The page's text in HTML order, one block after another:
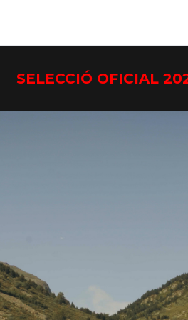
SELECCIÓ OFICIAL